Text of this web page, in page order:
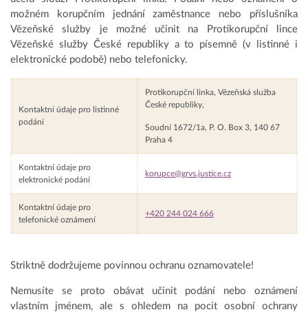
možném korupčním jednání zaměstnance nebo příslušníka
Vězeňské služby je možné učinit na Protikorupční lince
Vězeňské služby České republiky a to písemně (v listinné i
elektronické podobě) nebo telefonicky.
Kontaktní údaje pro listinné
podání
Protikorupční linka, Vězeňská služba
České republiky,
Soudní 1672/1a, P. O. Box 3, 140 67
Praha 4
Kontaktní údaje pro
elektronické podání
korupce@grvs.justice.cz
Kontaktní údaje pro
telefonické oznámení
+420 244 024 666
Striktně dodržujeme povinnou ochranu oznamovatele!
Nemusíte se proto obávat učinit podání nebo oznámení
vlastním jménem, ale s ohledem na pocit osobní ochrany